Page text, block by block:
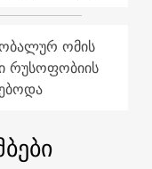
ომის
რუსოფობიის